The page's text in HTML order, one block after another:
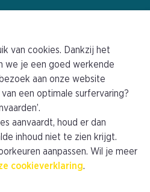
van cookies. Dankzij het
we je een goed werkende
aan onze website
een optimale surfervaring?
aanvaardt, houd er dan
inhoud niet te zien krijgt.
aanpassen. Wil je meer
cookieverklaring.